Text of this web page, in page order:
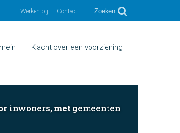
Werken bij Contact Zoeken
Klacht over een voorziening
inwoners, met gemeenten